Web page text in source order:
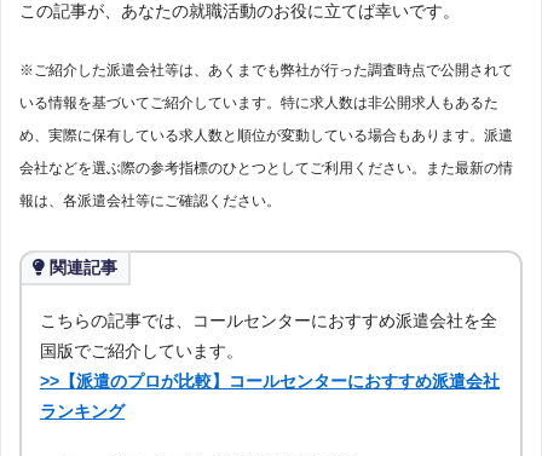
この記事が、あなたの就職活動のお役に立てば幸いです。
※ご紹介した派遣会社等は、あくまでも弊社が行った調査時点で公開されて
いる情報を基づいてご紹介しています。特に求人数は非公開求人もあるた
め、実際に保有している求人数と順位が変動している場合もあります。派遣
会社などを選ぶ際の参考指標のひとつとしてご利用ください。また最新の情
報は、各派遣会社等にご確認ください。
関連記事
こちらの記事では、コールセンターにおすすめ派遣会社を全
国版でご紹介しています。
>>【派遣のプロが比較】コールセンターにおすすめ派遣会社
ランキング